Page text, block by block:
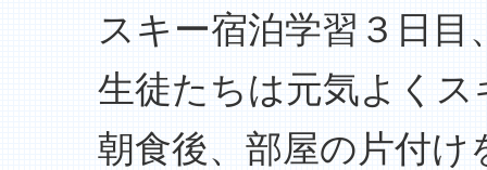
スキー宿泊学習３日
生徒たちは元気よく
朝食後、部屋の片付